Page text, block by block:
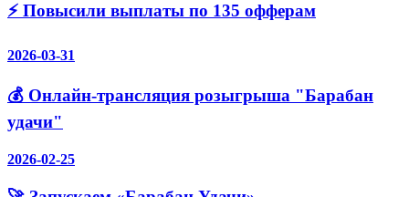
⚡️ Повысили выплаты по 135 офферам
2026-03-31
💰 Онлайн-трансляция розыгрыша "Барабан
удачи"
2026-02-25